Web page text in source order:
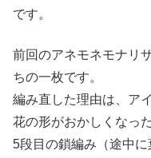
です。
前回のアネモネモナリ
ちの一枚です。
編み直した理由は、ア
花の形がおかしくなった
5段目の鎖編み（途中